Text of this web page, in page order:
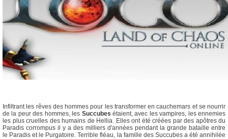
Infiltrant les rêves des hommes pour les transformer en cauchemars et se nourrir
de la peur des hommes, les Succubes étaient, avec les vampires, les ennemies
les plus cruelles des humains de Hellia. Elles ont été créées par des apôtres du
Paradis corrompus il y a des milliers d'années pendant la grande bataille entre
le Paradis et le Purgatoire. Terrible fléau, la famille des Succubes a été annihilée